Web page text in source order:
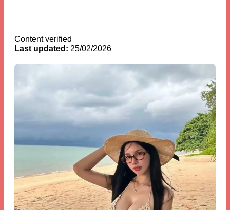
Content verified
Last updated: 25/02/2026